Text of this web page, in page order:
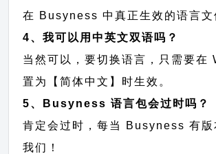
在 Busyness 中真正生效的语言
4、我可以用中英文双语吗？
当然可以，要切换语言，只需要
置为【简体中文】时生效。
5、Busyness 语言包会过时吗？
肯定会过时，每当 Busyness 有版
我们！